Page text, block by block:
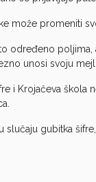
može promeniti
određeno poljima,
unosi svoju mejl
i Krojačeva škola
gubitka